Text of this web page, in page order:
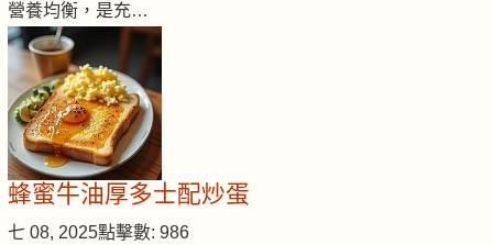
營養均衡，是充…
蜂蜜牛油厚多士配炒蛋
七 08, 2025點擊數: 986